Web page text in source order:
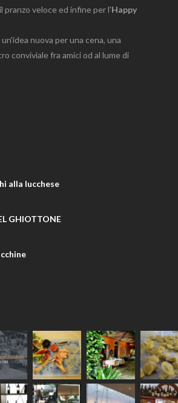
pranzo veloce ed infine per l'Happy
nuova per una cena, una
conviviale fra amici od al lume di
alla lucchese
GHIOTTONE